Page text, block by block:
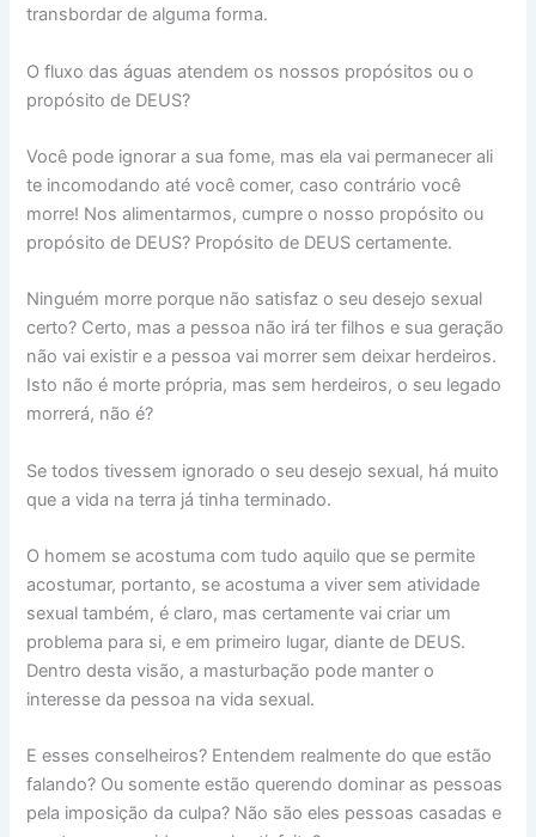
transbordar de alguma forma.
O fluxo das águas atendem os nossos propósitos ou o
propósito de DEUS?
Você pode ignorar a sua fome, mas ela vai permanecer ali
te incomodando até você comer, caso contrário você
morre! Nos alimentarmos, cumpre o nosso propósito ou
propósito de DEUS? Propósito de DEUS certamente.
Ninguém morre porque não satisfaz o seu desejo sexual
certo? Certo, mas a pessoa não irá ter filhos e sua geração
não vai existir e a pessoa vai morrer sem deixar herdeiros.
Isto não é morte própria, mas sem herdeiros, o seu legado
morrerá, não é?
Se todos tivessem ignorado o seu desejo sexual, há muito
que a vida na terra já tinha terminado.
O homem se acostuma com tudo aquilo que se permite
acostumar, portanto, se acostuma a viver sem atividade
sexual também, é claro, mas certamente vai criar um
problema para si, e em primeiro lugar, diante de DEUS.
Dentro desta visão, a masturbação pode manter o
interesse da pessoa na vida sexual.
E esses conselheiros? Entendem realmente do que estão
falando? Ou somente estão querendo dominar as pessoas
pela imposição da culpa? Não são eles pessoas casadas e